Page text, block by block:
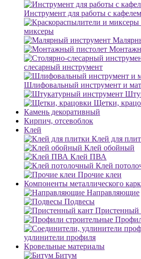
Инструмент для работы с
миксеры
слесарный инструмент
Шлифовальный инструмент и
Щетки,
Камень декоративный
Кирпич, отсевоблок
Клей
Клей для
Клей обойный
Клей ПВА
Клей
Прочие клеи
Компоненты металлического
Направляющие
Подвесы
Пристенный
удлинители профиля
Кровельные материалы
Битум